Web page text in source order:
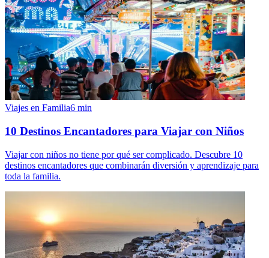
Viajes en Familia6 min
10 Destinos Encantadores para Viajar con Niños
Viajar con niños no tiene por qué ser complicado. Descubre 10
destinos encantadores que combinarán diversión y aprendizaje para
toda la familia.